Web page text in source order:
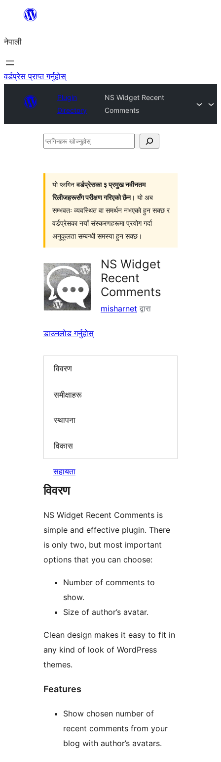
सामग्रीमा
नेपाली
वर्डप्रेस प्राप्त गर्नुहोस्
Plugin
Directory
NS Widget Recent
Comments
प्लगिनहरू
यो प्लगिनवर्डप्रेसका ३ प्रमुख नवीनतम
रिलीजहरूसँग परीक्षण गरिएको छैन। यो अब
सम्भवतः व्यवस्थित वा समर्थन नभएको हुन सक्छ र
वर्डप्रेसका नयाँ संस्करणहरूमा प्रयोग गर्दा
अनुकूलता सम्बन्धी समस्या हुन सक्छ।
NS Widget
Recent
Comments
misharnet द्वारा
डाउनलोड गर्नुहोस्
विवरण
समीक्षाहरू
स्थापना
विकास
सहायता
विवरण
NS Widget Recent Comments is
simple and effective plugin. There
is only two, but most important
options that you can choose:
Number of comments to
show.
Size of author’s avatar.
Clean design makes it easy to fit in
any kind of look of WordPress
themes.
Features
Show chosen number of
recent comments from your
blog with author’s avatars.